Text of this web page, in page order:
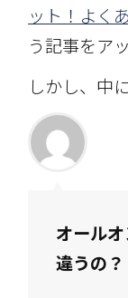
ット！よく
う記事をア
しかし、中
オール
違うの？